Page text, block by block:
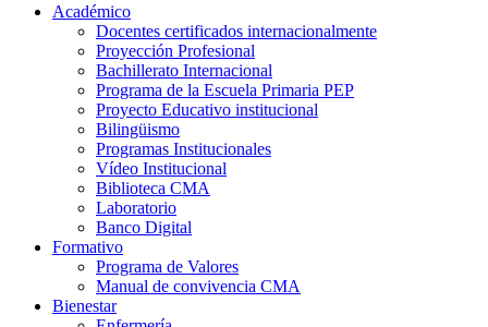
Académico
Docentes certificados internacionalmente
Proyección Profesional
Bachillerato Internacional
Programa de la Escuela Primaria PEP
Proyecto Educativo institucional
Bilingüismo
Programas Institucionales
Vídeo Institucional
Biblioteca CMA
Laboratorio
Banco Digital
Formativo
Programa de Valores
Manual de convivencia CMA
Bienestar